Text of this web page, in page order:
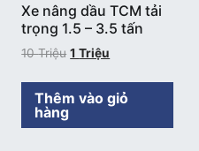
Xe nâng dầu TCM tải
trọng 1.5 – 3.5 tấn
10Triệu 1Triệu
Thêm vào giỏ
hàng